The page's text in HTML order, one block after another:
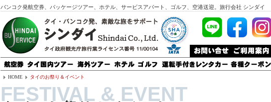
バンコク発航空券、パッケージツアー、ホテル、サービスアパート、ゴルフ、空港送迎。旅行会社 シンダイ
HOME タイのお祭り＆イベント